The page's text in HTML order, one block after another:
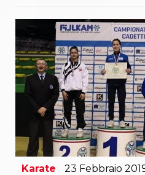
Karate 23 Febbraio